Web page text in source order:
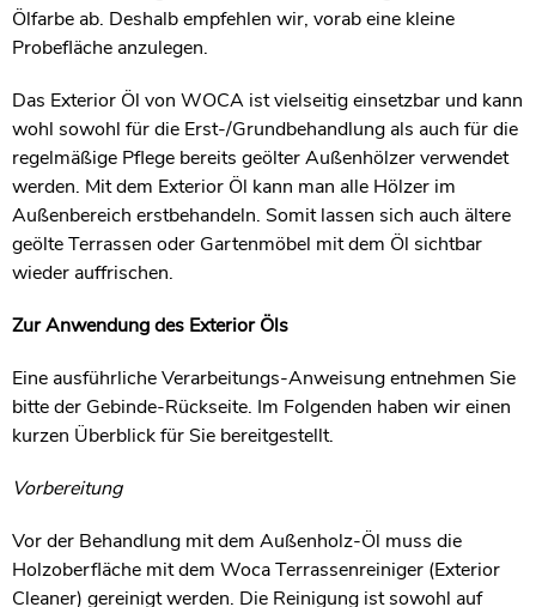
Ölfarbe ab. Deshalb empfehlen wir, vorab eine kleine
Probefläche anzulegen.
Das Exterior Öl von WOCA ist vielseitig einsetzbar und kann
wohl sowohl für die Erst-/Grundbehandlung als auch für die
regelmäßige Pflege bereits geölter Außenhölzer verwendet
werden. Mit dem Exterior Öl kann man alle Hölzer im
Außenbereich erstbehandeln. Somit lassen sich auch ältere
geölte Terrassen oder Gartenmöbel mit dem Öl sichtbar
wieder auffrischen.
Zur Anwendung des Exterior Öls
Eine ausführliche Verarbeitungs-Anweisung entnehmen Sie
bitte der Gebinde-Rückseite. Im Folgenden haben wir einen
kurzen Überblick für Sie bereitgestellt.
Vorbereitung
Vor der Behandlung mit dem Außenholz-Öl muss die
Holzoberfläche mit dem Woca Terrassenreiniger (Exterior
Cleaner) gereinigt werden. Die Reinigung ist sowohl auf